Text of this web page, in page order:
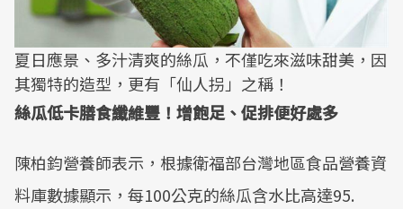
夏日應景、多汁清爽的絲瓜，不僅吃來滋味甜美，因
其獨特的造型，更有「仙人拐」之稱！
絲瓜低卡膳食纖維豐！增飽足、促排便好處多
陳柏鈞營養師表示，根據衛福部台灣地區食品營養資
料庫數據顯示，每100公克的絲瓜含水比高達95.